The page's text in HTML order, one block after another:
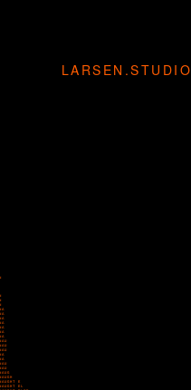
LARSEN.STUDIO